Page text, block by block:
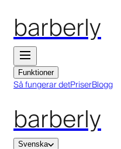
barberly
Funktioner
Så fungerar detPriserBlogg
barberly
Svenska